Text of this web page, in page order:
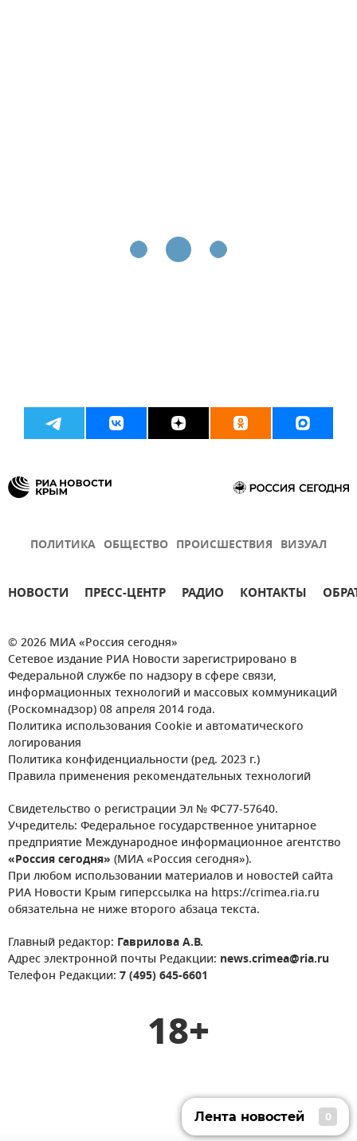
ПОЛИТИКА ОБЩЕСТВО ПРОИСШЕСТВИЯ ВИЗУАЛ
НОВОСТИ ПРЕСС-ЦЕНТР РАДИО КОНТАКТЫ
© 2026 МИА «Россия сегодня»
Сетевое издание РИА Новости зарегистрировано в
Федеральной службе по надзору в сфере связи,
информационных технологий и массовых коммуникаций
(Роскомнадзор) 08 апреля 2014 года.
Политика использования Cookie и автоматического
логирования
Политика конфиденциальности (ред. 2023 г.)
Правила применения рекомендательных технологий
Свидетельство о регистрации Эл № ФС77-57640.
Учредитель: Федеральное государственное унитарное
предприятие Международное информационное агентство
«Россия сегодня» (МИА «Россия сегодня»).
При любом использовании материалов и новостей сайта
РИА Новости Крым гиперссылка на https://crimea.ria.ru
обязательна не ниже второго абзаца текста.
Главный редактор: Гаврилова А.В.
Адрес электронной почты Редакции: news.crimea@ria.ru
Телефон Редакции: 7 (495) 645-6601
18+
Лента новостей 0